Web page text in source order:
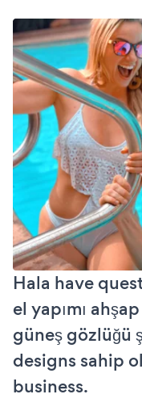
Hala have
el yapımı
güneş gözlüğü
designs sahip
business.